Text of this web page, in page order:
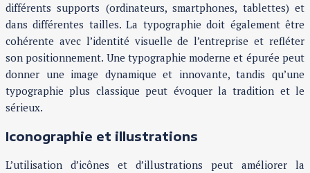
différents supports (ordinateurs, smartphones, tablettes) et
dans différentes tailles. La typographie doit également être
cohérente avec l’identité visuelle de l’entreprise et refléter
son positionnement. Une typographie moderne et épurée peut
donner une image dynamique et innovante, tandis qu’une
typographie plus classique peut évoquer la tradition et le
sérieux.
Iconographie et illustrations
L’utilisation d’icônes et d’illustrations peut améliorer la